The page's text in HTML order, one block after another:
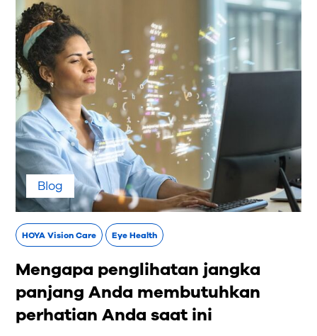
Blog
HOYA Vision Care Eye Health
Mengapa penglihatan jangka
panjang Anda membutuhkan
perhatian Anda saat ini